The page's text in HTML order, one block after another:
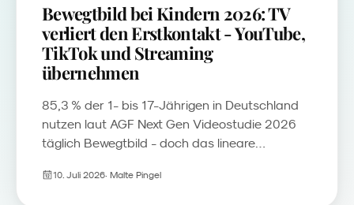
Bewegtbild bei Kindern 2026: TV
verliert den Erstkontakt - YouTube,
TikTok und Streaming
übernehmen
85,3 % der 1- bis 17-Jährigen in Deutschland
nutzen laut AGF Next Gen Videostudie 2026
täglich Bewegtbild - doch das lineare
Streaming, YouTube und Social Video
10. Juli 2026· Malte Pingel